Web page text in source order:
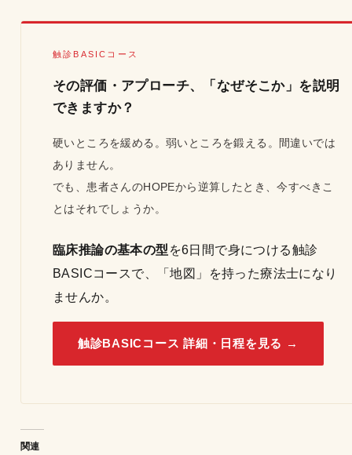
触診BASICコース
その評価・アプローチ、「なぜそこか」を説明
できますか？
硬いところを緩める。弱いところを鍛える。間違いでは
ありません。
でも、患者さんのHOPEから逆算したとき、今すべきこ
とはそれでしょうか。
臨床推論の基本の型 を6日間で身につける触診
BASICコースで、「地図」を持った療法士になり
ませんか。
触診BASICコース 詳細・日程を見る →
関連